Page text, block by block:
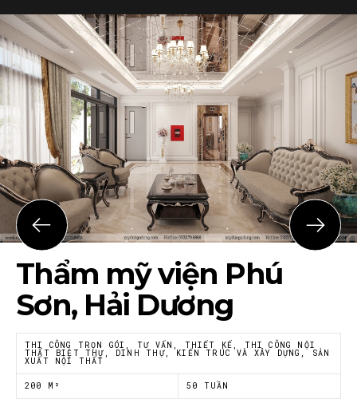
Thông tin luôn cập nhật
Xu hướng thiết kế nội thất mới nhất tại Việt Nam và trên thế
giới
Họ tên *
Tôi đồng ý với
Á Đông
Thẩm mỹ viện Phú
Sơn, Hải Dương
THI CÔNG TRỌN GÓI, TƯ VẤN, THIẾT KẾ, THI CÔNG NỘI
THẤT BIỆT THỰ, DINH THỰ, KIẾN TRÚC VÀ XÂY DỰNG, SẢN
XUẤT NỘI THẤT
200 M² 50 TUẦN